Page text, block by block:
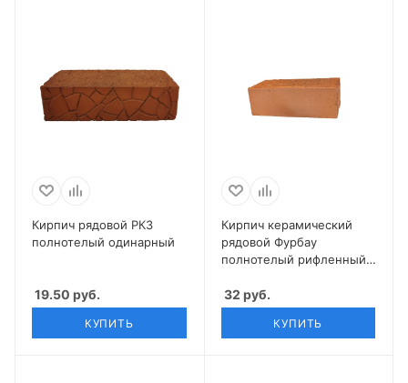
Кирпич рядовой РКЗ
полнотелый одинарный
19.50 руб.
КУПИТЬ
Кирпич керамический
рядовой Фурбау
полнотелый рифленный
32 руб.
КУПИТЬ